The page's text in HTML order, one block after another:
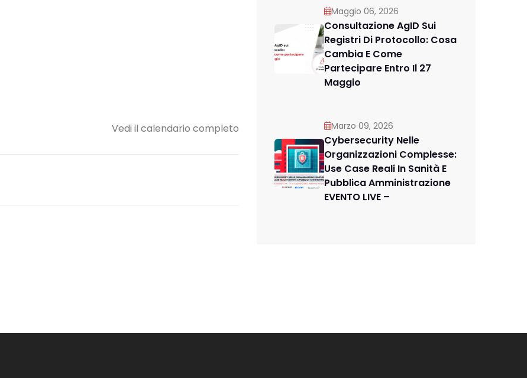
Vedi il calendario completo
Maggio 06, 2026
Consultazione AgID Sui
Registri Di Protocollo: Cosa
Cambia E Come
Partecipare Entro Il 27
Maggio
Marzo 09, 2026
Cybersecurity Nelle
Organizzazioni Complesse:
Use Case Reali In Sanità E
Pubblica Amministrazione
EVENTO LIVE –